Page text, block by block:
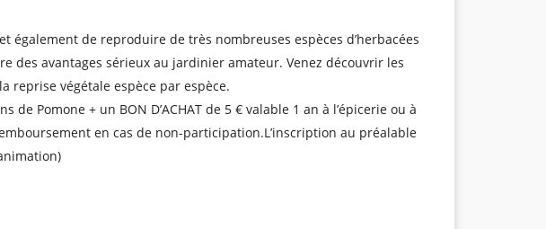
également de reproduire de très nombreuses espèces d’herbacées
des avantages sérieux au jardinier amateur. Venez découvrir les
reprise végétale espèce par espèce.
Pomone + un BON D’ACHAT de 5 € valable 1 an à l’épicerie ou à
en cas de non-participation.L’inscription au préalable